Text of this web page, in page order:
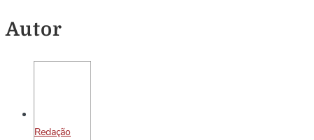
Autor
Redação